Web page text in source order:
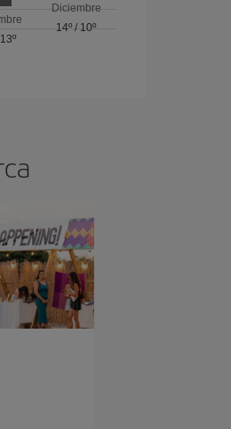
13º
Diciembre
14º / 10º